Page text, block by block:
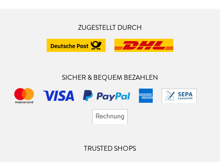
ZUGESTELLT DURCH
SICHER & BEQUEM BEZAHLEN
TRUSTED SHOPS